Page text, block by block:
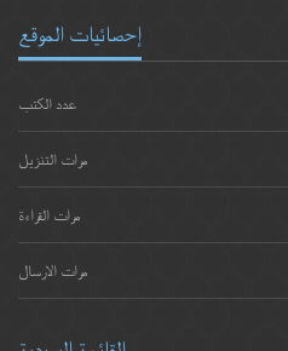
إحصائيات الموقع
عدد الكتب
مرات التنزيل
مرات القراءة
مرات الارسال